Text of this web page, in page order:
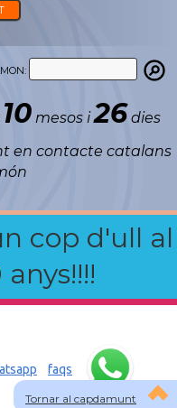
10 mesos i26 dies
en contacte catalans
cop d'ull al
Tornar al capdamunt
faqs